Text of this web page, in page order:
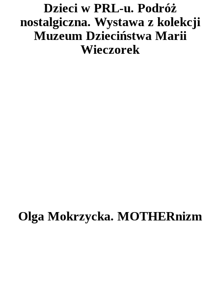
Dzieci w PRL-u. Podróż
nostalgiczna. Wystawa z kolekcji
Muzeum Dzieciństwa Marii
Wieczorek
Olga Mokrzycka. MOTHERnizm